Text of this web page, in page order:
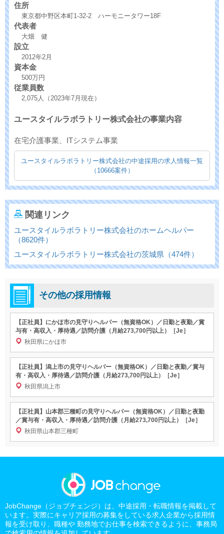
住所
東京都中野区本町1-32-2 ハーモニータワー18F
代表者
大畑 健
設立
2012年2月
資本金
500万円
従業員数
2,075人（2023年7月現在）
ユースタイルラボラトリー株式会社の事業内容
在宅介護事業、ITシステム事業
ユースタイルラボラトリー株式会社の中途採用の求人情報一覧
（10666案件）
関連リンク
ユースタイルラボラトリー株式会社のホームヘルパー
（8620件）
ユースタイルラボラトリー株式会社の茨城県（474件）
その他の採用情報
【正社員】にかほ市の見守りヘルパー（無資格OK）／日勤と夜勤／賞
与有・高収入・厚待遇／訪問介護（月給273,700円以上）［Je］
秋田県にかほ市
【正社員】潟上市の見守りヘルパー（無資格OK）／日勤と夜勤／賞与
有・高収入・厚待遇／訪問介護（月給273,700円以上）［Je］
秋田県潟上市
【正社員】山本郡三種町の見守りヘルパー（無資格OK）／日勤と夜勤
／賞与有・高収入・厚待遇／訪問介護（月給273,700円以上）［Je］
秋田県山本郡三種町
JobChange（ジョブチェンジ）は、中途採用・転職情報を掲載して
います。実際にキャリア採用の募集をしている求人企業から採用情
報を受け取り、職種や 勤務地でお仕事を検索できるように、事務局